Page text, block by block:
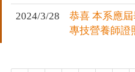
2024/3/28
恭喜 本系應
專技營養師證